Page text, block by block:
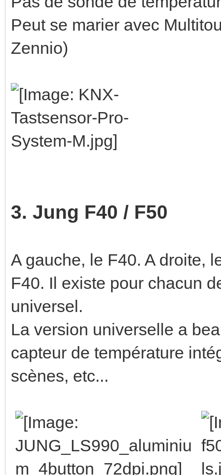
Peut se marier avec
Zennio)
3. Jung F40 / F50
A gauche, le F40. A droite,
F40. Il existe pour chacun
universel.
La version universelle a
capteur de température
scènes, etc...